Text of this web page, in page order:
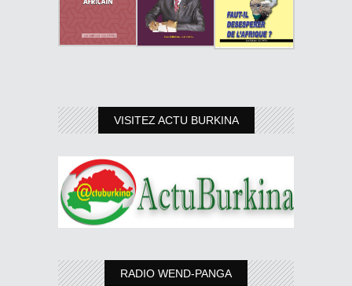
VISITEZ ACTU BURKINA
RADIO WEND-PANGA